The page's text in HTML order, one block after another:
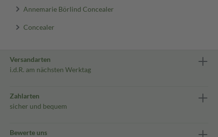
Annemarie Börlind Concealer
Concealer
Versandarten
i.d.R. am nächsten Werktag
Zahlarten
sicher und bequem
Bewerte uns